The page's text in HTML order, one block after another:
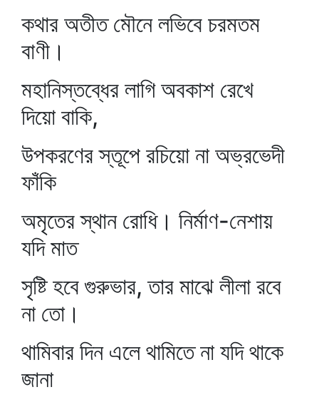
কথার অতীত মৌনে লভিবে চরমতম
বাণী।
মহানিস্তব্ধের লাগি অবকাশ রেখে
দিয়ো বাকি,
উপকরণের স্তূপে রচিয়ো না অভ্রভেদী
ফাঁকি
অমৃতের স্থান রোধি। নির্মাণ-নেশায়
যদি মাত
সৃষ্টি হবে গুরুভার, তার মাঝে লীলা রবে
না তো।
থামিবার দিন এলে থামিতে না যদি থাকে
জানা